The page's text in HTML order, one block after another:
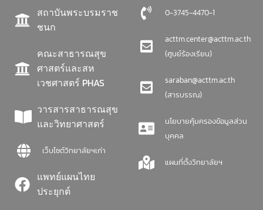
สถาบันพระบรมราช
ชนก
คณะสาธารณสุข
ศาสตร์และสห
เวชศาสตร์ PHAS
วารสารสาธารณสุข
และวิทยาศาสตร์
เว็บไซต์วิทยาลัยฯเก่า
แพทย์แผนไทย
ประยุกต์
0-3745-4470-1
acttm.center@acttm.ac.th
(ศูนย์ร้องเรียน)
saraban@acttm.ac.th
(สารบรรณ)
นโยบายคุ้มครองข้อมูลส่วน
บุคคล
แผนที่ตั้งวิทยาลัยฯ